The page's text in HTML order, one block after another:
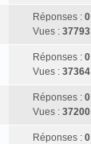
Réponses : 0
Vues : 37793
Réponses : 0
Vues : 37364
Réponses : 0
Vues : 37200
Réponses : 0